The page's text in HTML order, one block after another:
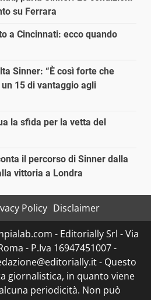
su Ferrara
a Cincinnati: ecco quando
Sinner: “È così forte che
15 di vantaggio agli
la sfida per la vetta del
il percorso di Sinner dalla
vittoria a Londra
Policy Disclaimer
- Editorially Srl - Via
- P.Iva 16947451007 -
- Questo
giornalistica, in quanto viene
periodicità. Non può